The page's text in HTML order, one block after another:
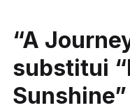
“A
substitui